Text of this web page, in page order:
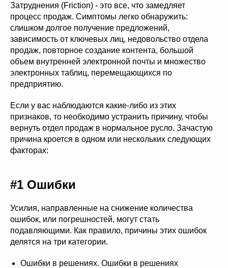
Затруднения (Friction) - это все, что замедляет
процесс продаж. Симптомы легко обнаружить:
слишком долгое получение предложений,
зависимость от ключевых лиц, недовольство отдела
продаж, повторное создание контента, большой
объем внутренней электронной почты и множество
электронных таблиц, перемещающихся по
предприятию.
Если у вас наблюдаются какие-либо из этих
признаков, то необходимо устранить причину, чтобы
вернуть отдел продаж в нормальное русло. Зачастую
причина кроется в одном или нескольких следующих
факторах:
#1 Ошибки
Усилия, направленные на снижение количества
ошибок, или погрешностей, могут стать
подавляющими. Как правило, причины этих ошибок
делятся на три категории.
Ошибки в решениях. Ошибки в решениях